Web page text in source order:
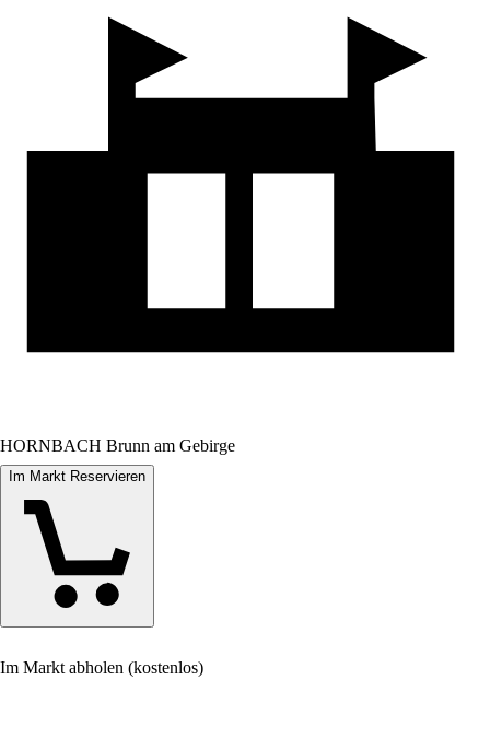
HORNBACH Brunn am Gebirge
Im Markt Reservieren
Im Markt abholen (kostenlos)